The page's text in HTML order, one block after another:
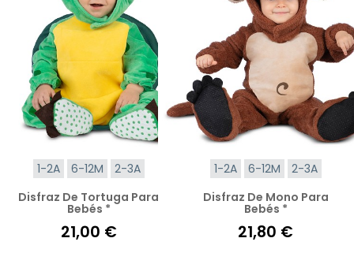
1-2A 6-12M
2-3A
Disfraz De Tortuga Para
Bebés *
21,00 €
1-2A 6-12M
2-3A
Disfraz De Mono Para
Bebés *
21,80 €